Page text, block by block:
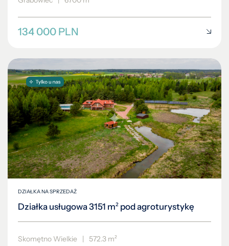
134 000 PLN
DZIAŁKA NA SPRZEDAŻ
Działka usługowa 3151 m² pod agroturystykę
Skomętno Wielkie | 572.3 m²